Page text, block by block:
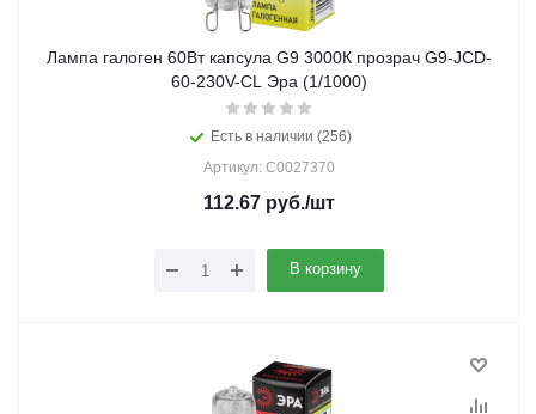
Лампа галоген 60Вт капсула G9 3000К прозрач G9-JCD-
60-230V-CL Эра (1/1000)
Есть в наличии (256)
Артикул: C0027370
112.67 руб./шт
В корзину